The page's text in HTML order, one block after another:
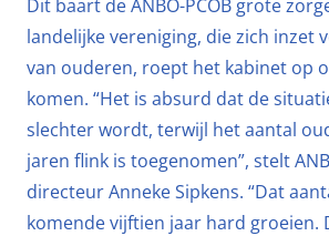
Dit baart de ANBO-PCOB grote
landelijke vereniging, die zich inzet
van ouderen, roept het kabinet op
komen. “Het is absurd dat de
slechter wordt, terwijl het aantal
jaren flink is toegenomen”, stelt
directeur Anneke Sipkens. “Dat
komende vijftien jaar hard groeien.